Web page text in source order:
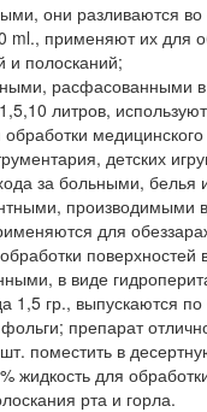
они разливаются
ml., применяют их для
и полосканий;
расфасованными
литров,
обработки
детских
за больными, белья
производимыми
для
поверхностей
в виде
1,5 гр., выпускаются
препарат
поместить в
жидкость для
рта и горла.